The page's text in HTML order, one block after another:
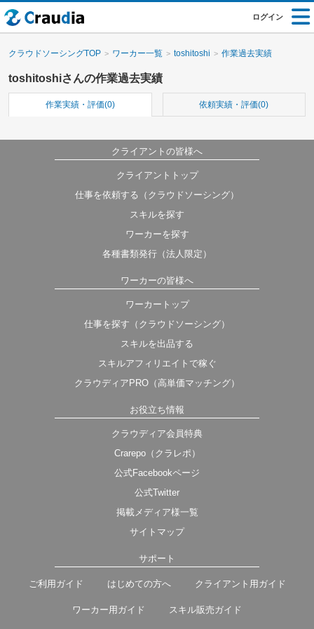
ログイン
クラウドソーシングTOP ワーカー一覧 toshitoshi 作業過去実績
toshitoshiさんの作業過去実績
作業実績・評価(0) 依頼実績・評価(0)
クライアントの皆様へ
クライアントトップ
仕事を依頼する（クラウドソーシング）
スキルを探す
ワーカーを探す
各種書類発行（法人限定）
ワーカーの皆様へ
ワーカートップ
仕事を探す（クラウドソーシング）
スキルを出品する
スキルアフィリエイトで稼ぐ
クラウディアPRO（高単価マッチング）
お役立ち情報
クラウディア会員特典
Crarepo（クラレポ）
公式Facebookページ
公式Twitter
掲載メディア様一覧
サイトマップ
サポート
ご利用ガイド はじめての方へ クライアント用ガイド
ワーカー用ガイド スキル販売ガイド